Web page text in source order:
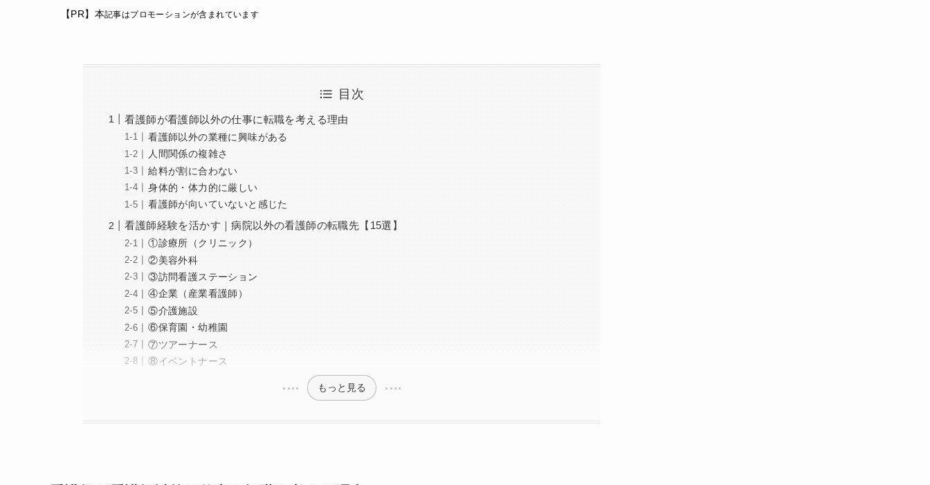
【PR】本記事はプロモーションが含まれています
目次
看護師が看護師以外の仕事に転職を考える理由
看護師以外の業種に興味がある
人間関係の複雑さ
給料が割に合わない
身体的・体力的に厳しい
看護師が向いていないと感じた
看護師経験を活かす｜病院以外の看護師の転職先【15選】
①診療所（クリニック）
②美容外科
③訪問看護ステーション
④企業（産業看護師）
⑤介護施設
⑥保育園・幼稚園
⑦ツアーナース
⑧イベントナース
もっと見る